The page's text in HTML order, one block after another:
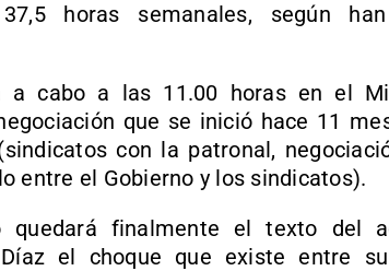
horas semanales, según
cabo a las 11.00 horas en el
que se inició hace 11
con la patronal,
entre el Gobierno y los sindicatos).
finalmente el texto del
Díaz el choque que existe entre